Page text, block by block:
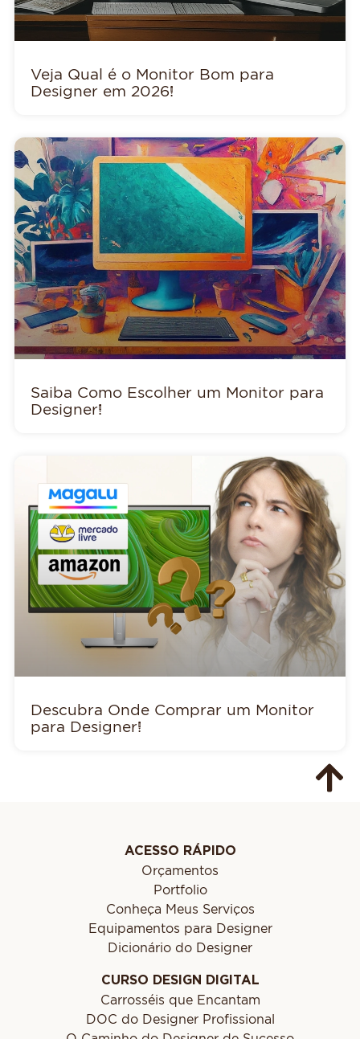
Veja Qual é o Monitor Bom para
Designer em 2026!
Saiba Como Escolher um Monitor para
Designer!
Descubra Onde Comprar um Monitor
para Designer!
ACESSO RÁPIDO
Orçamentos
Portfolio
Conheça Meus Serviços
Equipamentos para Designer
Dicionário do Designer
CURSO DESIGN DIGITAL
Carrosséis que Encantam
DOC do Designer Profissional